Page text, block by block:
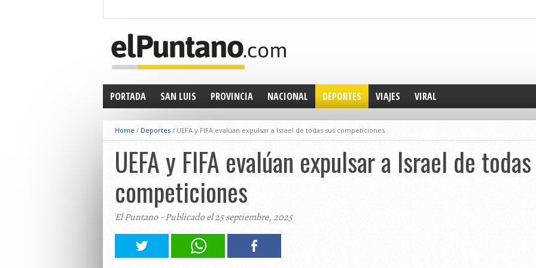
PORTADA SAN LUIS PROVINCIA NACIONAL DEPORTES VIAJES VIRAL
Home / Deportes / UEFA y FIFA evalúan expulsar a Israel de todas sus competiciones
UEFA y FIFA evalúan expulsar a Israel de
competiciones
El Puntano - Publicado el 25 septiembre, 2025